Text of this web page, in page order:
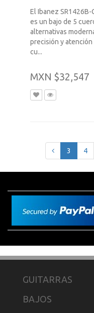
El Ibanez SR1426B-
es un bajo de 5
alternativas
precisión y atención
cu...
MXN $32,547
3 4
GUITARRAS
BAJOS